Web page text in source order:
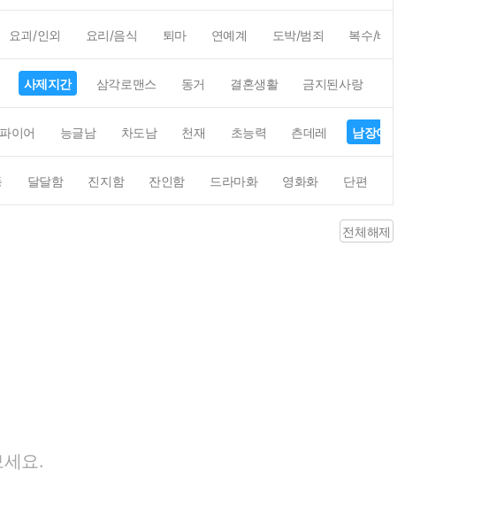
요괴/인외 요리/음식 퇴마 연예계 도박/범죄 복수/배신
사제지간 삼각로맨스 동거 결혼생활 금지된사랑
이어 능글남 차도남 천재 초능력 츤데레 남장여자
달달함 진지함 잔인함 드라마화 영화화 단편
전체해제
요.